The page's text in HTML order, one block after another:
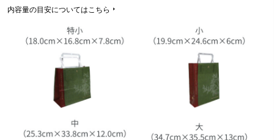
)
内容量の目安についてはこちら